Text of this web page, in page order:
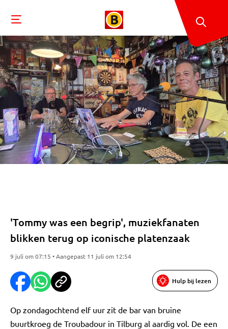
'Tommy was een begrip', muziekfanaten
blikken terug op iconische platenzaak
9 juli om 07:15 • Aangepast 11 juli om 12:54
Hulp bij lezen
Op zondagochtend elf uur zit de bar van bruine
buurtkroeg de Troubadour in Tilburg al aardig vol. De een